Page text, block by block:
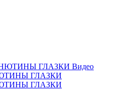
Видео
ГЛАЗКИ
ГЛАЗКИ